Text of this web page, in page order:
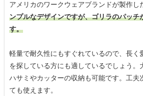
アメリカのワークウェアブランドが製作し
ンプルなデザインですが、ゴリラのパッチ
す。
軽量で耐久性にもすぐれているので、長く
を探している方にも適しているでしょう。
ハサミやカッターの収納も可能です。工夫
ても使えます。